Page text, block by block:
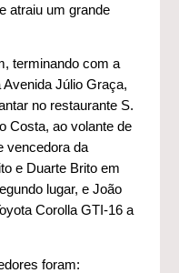
atraiu um grande
terminando com a
Júlio Graça,
no restaurante S.
Costa, ao volante de
vencedora da
e Duarte Brito em
lugar, e João
Corolla GTI-16 a
foram: